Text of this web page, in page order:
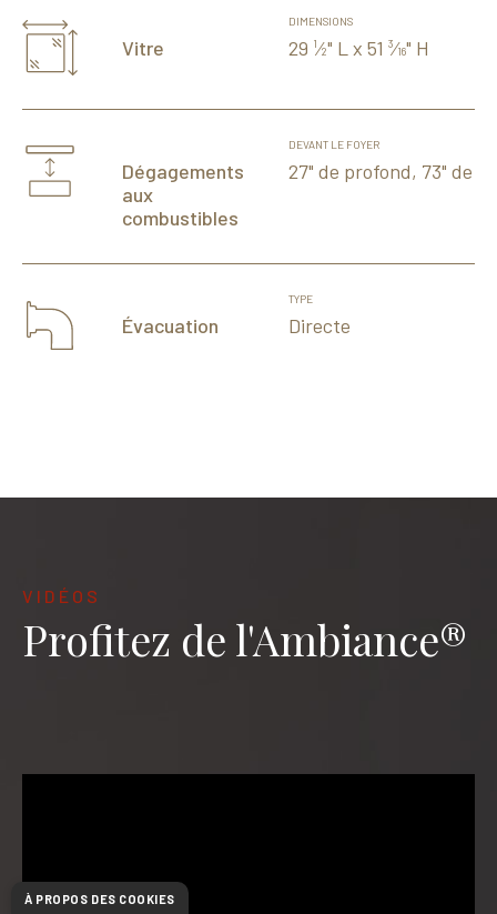
Vitre
DIMENSIONS
29 1⁄2" L x 51 3⁄16" H
Dégagements
aux
combustibles
DEVANT LE FOYER
27" de profond, 73" de
Évacuation
TYPE
Directe
VIDÉOS
Profitez de l'Ambiance®
À PROPOS DES COOKIES